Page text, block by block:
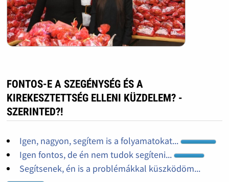
FONTOS-E A SZEGÉNYSÉG ÉS A
KIREKESZTETTSÉG ELLENI KÜZDELEM? -
SZERINTED?!
Igen, nagyon, segítem is a folyamatokat...
Igen fontos, de én nem tudok segíteni...
Segítsenek, én is a problémákkal küszködöm...